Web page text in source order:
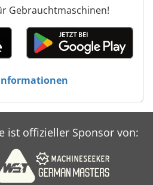
Gebrauchtmaschinen!
ist offizieller Sponsor von: